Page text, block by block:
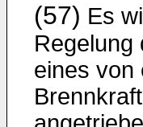
(57) Es
Regelung
eines von